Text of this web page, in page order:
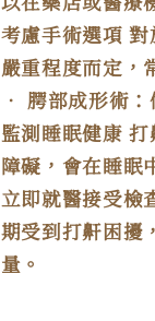
考慮手術選項 對
嚴重程度而定，
• 腭部成形術
監測睡眠健康 打
障礙，會在睡眠
立即就醫接受檢
期受到打鼾困擾
量。